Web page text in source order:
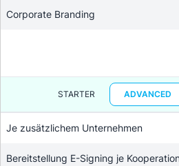
Corporate Branding
STARTER ADVANCED
Je zusätzlichem Unternehmen
Bereitstellung E-Signing je